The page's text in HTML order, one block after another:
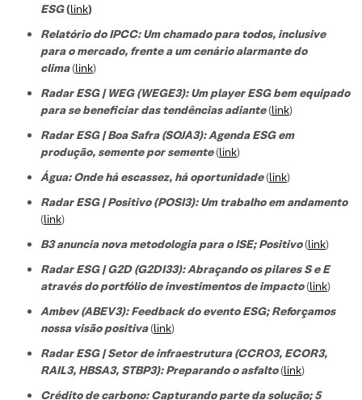
ESG(link)
Relatório do IPCC: Um chamado para todos, inclusive
para o mercado, frente a um cenário alarmante do
clima(link)
Radar ESG | WEG (WEGE3): Um player ESG bem equipado
para se beneficiar das tendências adiante(link)
Radar ESG | Boa Safra (SOJA3): Agenda ESG em
produção, semente por semente(link)
Água: Onde há escassez, há oportunidade(link)
Radar ESG | Positivo (POSI3): Um trabalho em andamento
(link)
B3 anuncia nova metodologia para o ISE; Positivo(link)
Radar ESG | G2D (G2DI33): Abraçando os pilares S e E
através do portfólio de investimentos de impacto(link)
Ambev (ABEV3): Feedback do evento ESG; Reforçamos
nossa visão positiva(link)
Radar ESG | Setor de infraestrutura (CCRO3, ECOR3,
RAIL3, HBSA3, STBP3): Preparando o asfalto(link)
Crédito de carbono: Capturando parte da solução; 5